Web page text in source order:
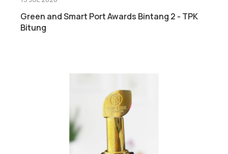
Green and Smart Port Awards Bintang 2 - TPK
Bitung